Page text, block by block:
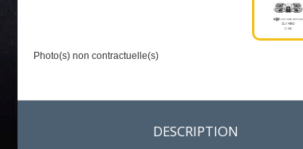
Photo(s) non contractuelle(s)
DESCRIPTION